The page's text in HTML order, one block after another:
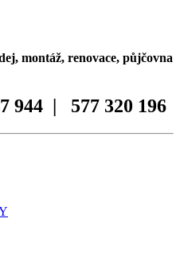
montáž, renovace, půjčovna
944 | 577 320 196